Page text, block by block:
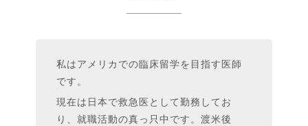
私はアメリカでの臨床留学を目指す医師
です。
現在は日本で救急医として勤務してお
り、就職活動の真っ只中です。渡米後